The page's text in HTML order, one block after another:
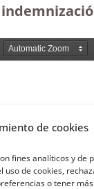
de cookies
fines analíticos y de
uso de cookies,
o tener